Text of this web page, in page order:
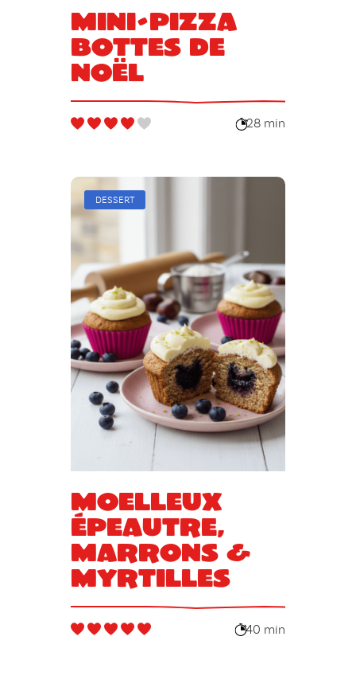
Mini-pizza
bottes de
Noël
28 min
DESSERT
Moelleux
épeautre,
marrons &
myrtilles
40 min